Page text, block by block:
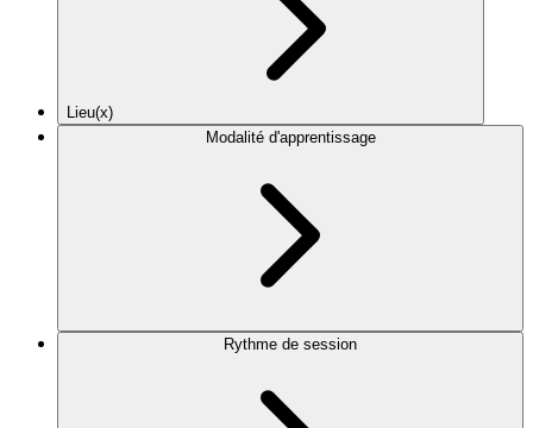
Lieu(x)
Modalité d'apprentissage
Rythme de session